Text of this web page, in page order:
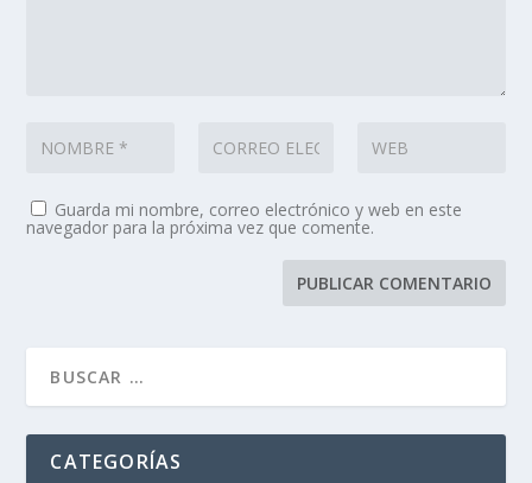
Guarda mi nombre, correo electrónico y web en este
navegador para la próxima vez que comente.
CATEGORÍAS